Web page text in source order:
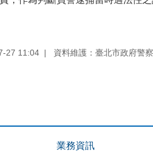
27 11:04 資料維護：臺北市政府警
業務資訊